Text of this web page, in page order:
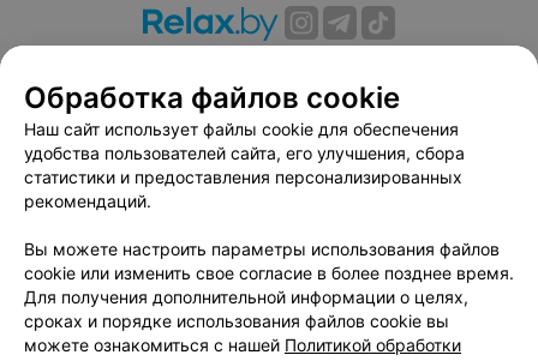
Вакансии
Публичный договор
Способы оплаты
Публичный договор по использованию сервиса
«Афиша»
Пользовательское соглашение
Связаться по вопросам сотрудничества
Написать руководителю relax.by
Персональные настройки cookie
Обработка персональных данных
Обработка файлов cookie
Наш сайт использует файлы cookie для обеспечения
удобства пользователей сайта, его улучшения, сбора
статистики и предоставления персонализированных
рекомендаций.
Вы можете настроить параметры использования файлов
cookie или изменить свое согласие в более позднее время.
Для получения дополнительной информации о целях,
сроках и порядке использования файлов cookie вы
можете ознакомиться с нашей Политикой обработки